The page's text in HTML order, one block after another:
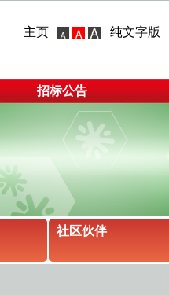
主页 纯文字版
招标公告
社区伙伴